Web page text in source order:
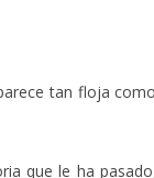
tan floja como
que le ha